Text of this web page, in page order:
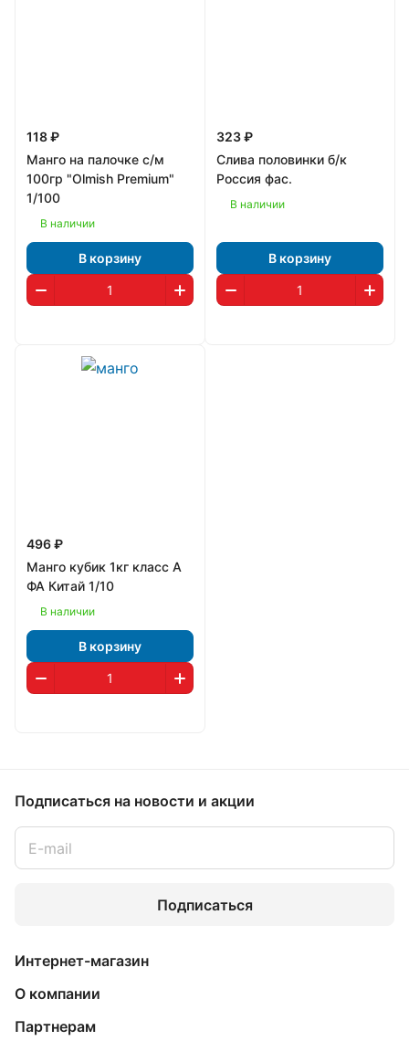
118 ₽
Манго на палочке с/м
100гр "Olmish Premium"
1/100
В наличии
В корзину
323 ₽
Слива половинки б/к
Россия фас.
В наличии
В корзину
496 ₽
Манго кубик 1кг класс А
ФА Китай 1/10
В наличии
В корзину
Подписаться на новости и акции
Подписаться
Интернет-магазин
О компании
Партнерам